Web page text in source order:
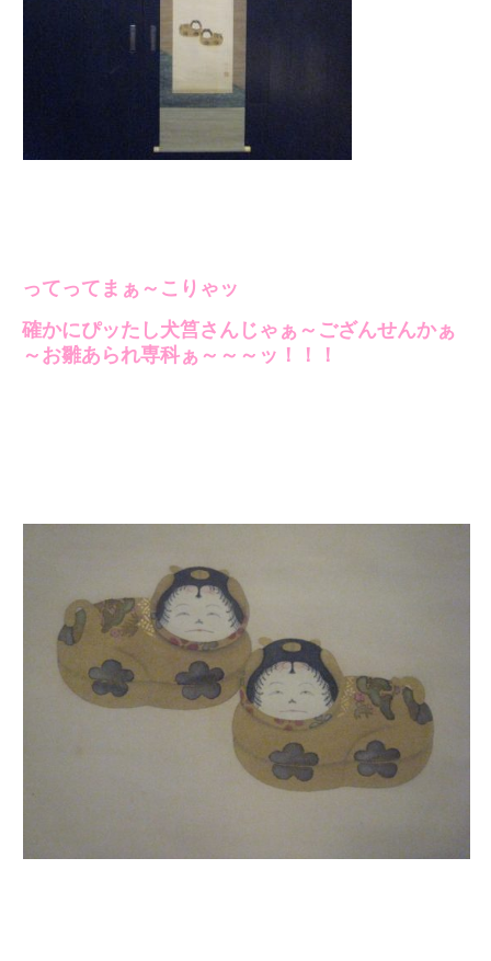
ってってまぁ～こりゃッ
確かにぴッたし犬筥さんじゃぁ～ござんせんかぁ
～お雛あられ専科ぁ～～～ッ！！！